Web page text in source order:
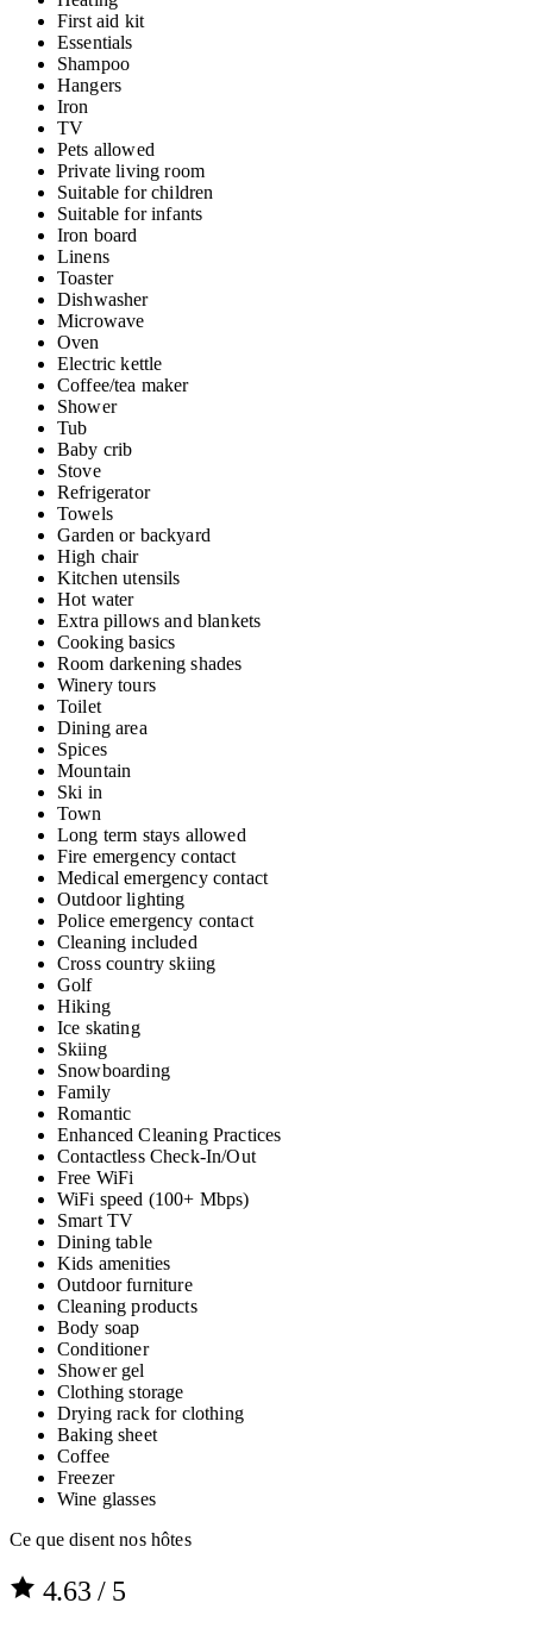
First aid kit
Essentials
Shampoo
Hangers
Iron
TV
Pets allowed
Private living room
Suitable for children
Suitable for infants
Iron board
Linens
Toaster
Dishwasher
Microwave
Oven
Electric kettle
Coffee/tea maker
Shower
Tub
Baby crib
Stove
Refrigerator
Towels
Garden or backyard
High chair
Kitchen utensils
Hot water
Extra pillows and blankets
Cooking basics
Room darkening shades
Winery tours
Toilet
Dining area
Spices
Mountain
Ski in
Town
Long term stays allowed
Fire emergency contact
Medical emergency contact
Outdoor lighting
Police emergency contact
Cleaning included
Cross country skiing
Golf
Hiking
Ice skating
Skiing
Snowboarding
Family
Romantic
Enhanced Cleaning Practices
Contactless Check-In/Out
Free WiFi
WiFi speed (100+ Mbps)
Smart TV
Dining table
Kids amenities
Outdoor furniture
Cleaning products
Body soap
Conditioner
Shower gel
Clothing storage
Drying rack for clothing
Baking sheet
Coffee
Freezer
Wine glasses
Ce que disent nos hôtes
4.63 / 5